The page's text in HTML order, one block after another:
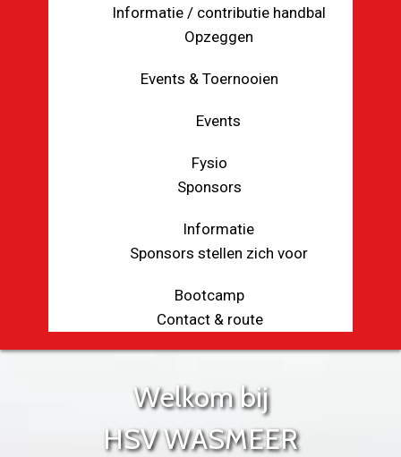
Informatie / contributie handbal
Opzeggen
Events & Toernooien
Events
Fysio
Sponsors
Informatie
Sponsors stellen zich voor
Bootcamp
Contact & route
Welkom bij
HSVWASMEER